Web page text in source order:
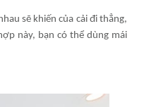
sẽ khiến của cải đi thẳng,
này, bạn có thể dùng mái